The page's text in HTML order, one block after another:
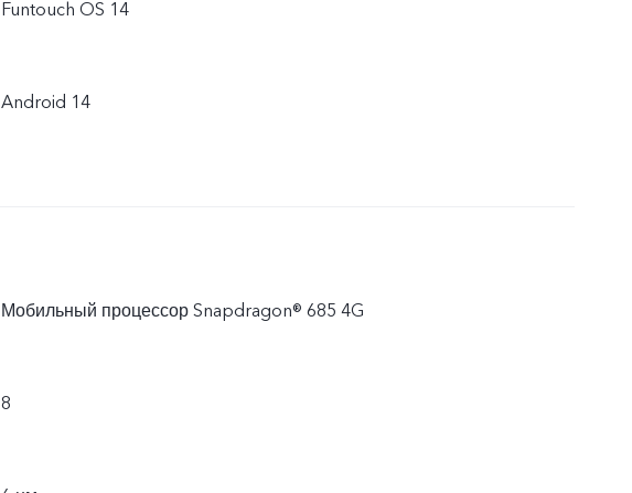
Funtouch OS 14
Android 14
Мобильный процессор Snapdragon® 685 4G
8